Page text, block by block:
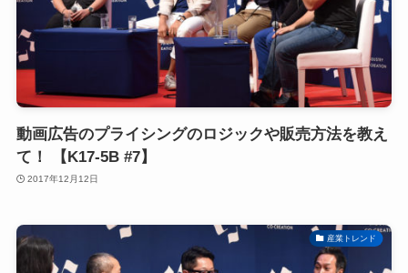
動画広告のプライシングのロジックや販売方法を教え
て！ 【K17-5B #7】
2017年12月12日
産業トレンド